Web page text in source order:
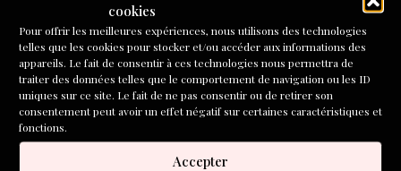
cookies
Pour offrir les meilleures expériences, nous utilisons des technologies
telles que les cookies pour stocker et/ou accéder aux informations des
appareils. Le fait de consentir à ces technologies nous permettra de
traiter des données telles que le comportement de navigation ou les ID
uniques sur ce site. Le fait de ne pas consentir ou de retirer son
consentement peut avoir un effet négatif sur certaines caractéristiques et
fonctions.
Accepter